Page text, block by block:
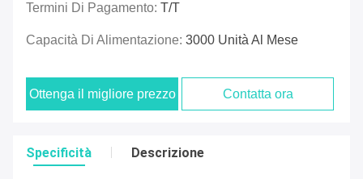
Termini Di Pagamento: T/T
Capacità Di Alimentazione: 3000 Unità Al Mese
Ottenga il migliore prezzo Contatta ora
Specificità Descrizione